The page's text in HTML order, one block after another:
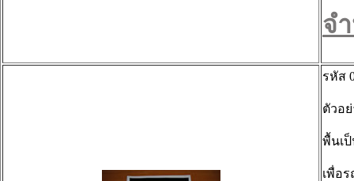
จ
รหัส
ตัวอ
พื้นเ
เพื่อ